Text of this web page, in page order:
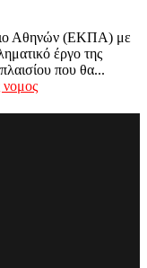
Αθηνών (ΕΚΠΑ) με
έργο της
που θα...
νομος